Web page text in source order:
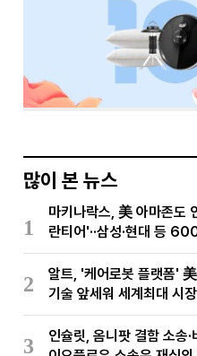
많이 본 뉴스
1
마키나락스, 美 아마존도
란티어'··삼성·현대 등
장적용
2
알트, '케어로봇 플랫폼'
기술 앞세워 세계최대 시
3
인슐릿, 옴니팟 결함 소송